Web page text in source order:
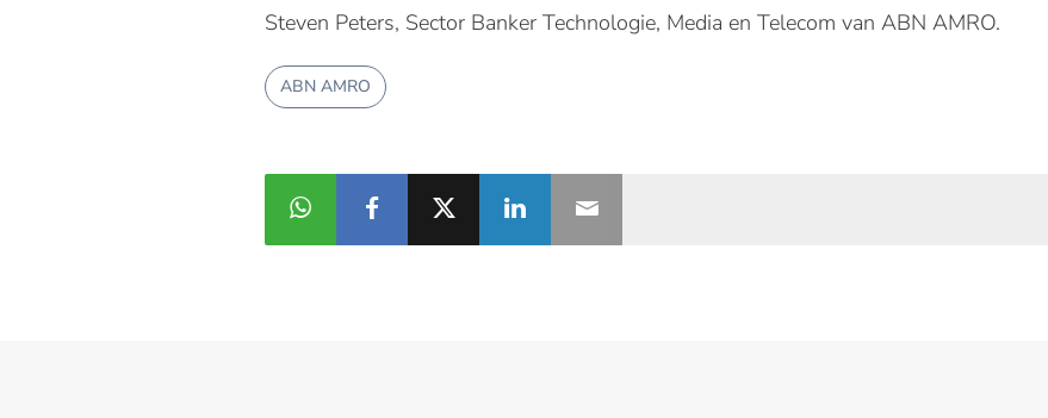
Steven Peters, Sector Banker Technologie, Media en Telecom van ABN AMRO.
ABN AMRO